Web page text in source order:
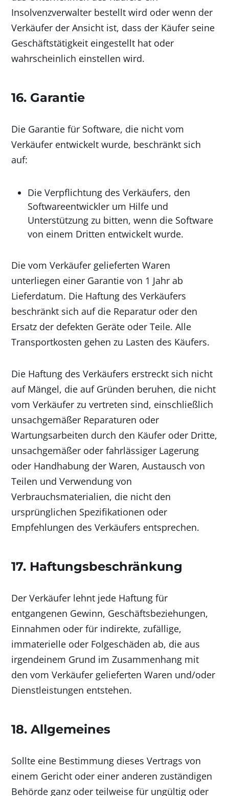
Insolvenzverwalter bestellt wird oder wenn der
Verkäufer der Ansicht ist, dass der Käufer seine
Geschäftstätigkeit eingestellt hat oder
wahrscheinlich einstellen wird.
16. Garantie
Die Garantie für Software, die nicht vom
Verkäufer entwickelt wurde, beschränkt sich
auf:
Die Verpflichtung des Verkäufers, den
Softwareentwickler um Hilfe und
Unterstützung zu bitten, wenn die Software
von einem Dritten entwickelt wurde.
Die vom Verkäufer gelieferten Waren
unterliegen einer Garantie von 1 Jahr ab
Lieferdatum. Die Haftung des Verkäufers
beschränkt sich auf die Reparatur oder den
Ersatz der defekten Geräte oder Teile. Alle
Transportkosten gehen zu Lasten des Käufers.
Die Haftung des Verkäufers erstreckt sich nicht
auf Mängel, die auf Gründen beruhen, die nicht
vom Verkäufer zu vertreten sind, einschließlich
unsachgemäßer Reparaturen oder
Wartungsarbeiten durch den Käufer oder Dritte,
unsachgemäßer oder fahrlässiger Lagerung
oder Handhabung der Waren, Austausch von
Teilen und Verwendung von
Verbrauchsmaterialien, die nicht den
ursprünglichen Spezifikationen oder
Empfehlungen des Verkäufers entsprechen.
17. Haftungsbeschränkung
Der Verkäufer lehnt jede Haftung für
entgangenen Gewinn, Geschäftsbeziehungen,
Einnahmen oder für indirekte, zufällige,
immaterielle oder Folgeschäden ab, die aus
irgendeinem Grund im Zusammenhang mit
den vom Verkäufer gelieferten Waren und/oder
Dienstleistungen entstehen.
18. Allgemeines
Sollte eine Bestimmung dieses Vertrags von
einem Gericht oder einer anderen zuständigen
Behörde ganz oder teilweise für ungültig oder